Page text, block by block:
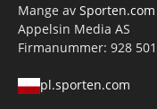
Mange av Sporten.com
Appelsin Media AS
Firmanummer: 928
pl.sporten.com